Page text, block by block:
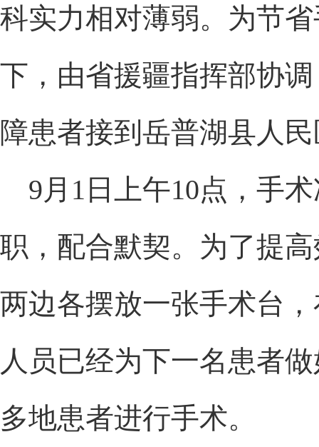
科实力相对薄弱。为节
下，由省援疆指挥部协
障患者接到岳普湖县人
9月1日上午10点，手
职，配合默契。为了提
两边各摆放一张手术台
人员已经为下一名患者
多地患者进行手术。